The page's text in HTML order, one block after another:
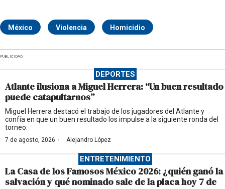
México Violencia Homicidio
PUBLICIDAD
DEPORTES
Atlante ilusiona a Miguel Herrera: “Un buen resultado
puede catapultarnos”
Miguel Herrera destacó el trabajo de los jugadores del Atlante y
confía en que un buen resultado los impulse a la siguiente ronda del
torneo.
7 de agosto, 2026 · Alejandro López
ENTRETENIMIENTO
La Casa de los Famosos México 2026: ¿quién ganó la
salvación y qué nominado sale de la placa hoy 7 de